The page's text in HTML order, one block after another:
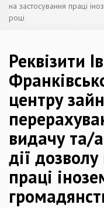
на застосування праці
році
Реквізити
центру
видачу та/
дії
праці